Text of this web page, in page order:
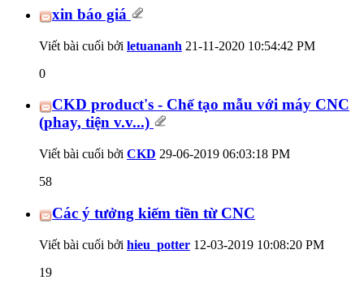
xin báo giá
Viết bài cuối bởi letuananh 21-11-2020 10:54:42 PM
0
CKD product's - Chế tạo mẫu với máy CNC
(phay, tiện v.v...)
Viết bài cuối bởi CKD 29-06-2019 06:03:18 PM
58
Các ý tưởng kiếm tiền từ CNC
Viết bài cuối bởi hieu_potter 12-03-2019 10:08:20 PM
19